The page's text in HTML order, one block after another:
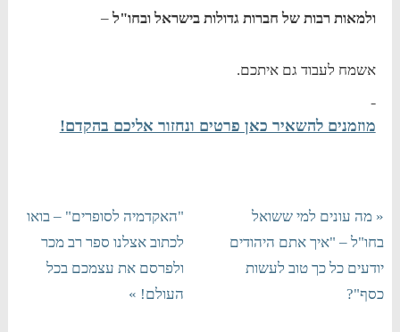
ולמאות רבות של חברות גדולות בישראל ובחו"ל–
אשמח לעבוד גם איתכם.
מוזמנים להשאיר כאן פרטים ונחזור אליכם בהקדם!
« מה עונים למי ששואל
בחו"ל – "איך אתם היהודים
יודעים כל כך טוב לעשות
כסף"?
"האקדמיה לסופרים" – בואו
לכתוב אצלנו ספר רב מכר
ולפרסם את עצמכם בכל
העולם! »